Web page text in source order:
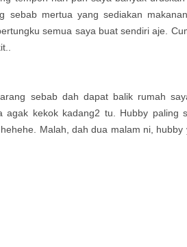
sebab mertua yang sediakan
semua saya buat sendiri aje.
sebab dah dapat balik rumah
agak kekok kadang2 tu. Hubby paling
Malah, dah dua malam ni,